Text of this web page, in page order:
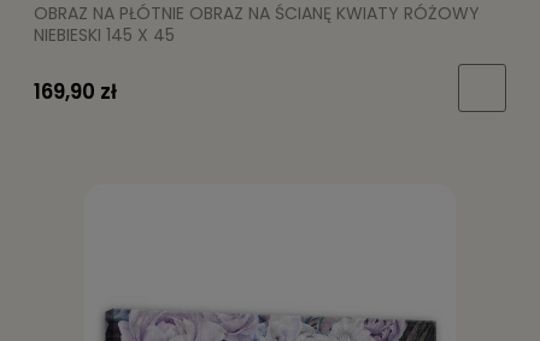
OBRAZ NA PŁÓTNIE OBRAZ NA ŚCIANĘ KWIATY RÓŻOWY
NIEBIESKI 145 X 45
169,90 zł